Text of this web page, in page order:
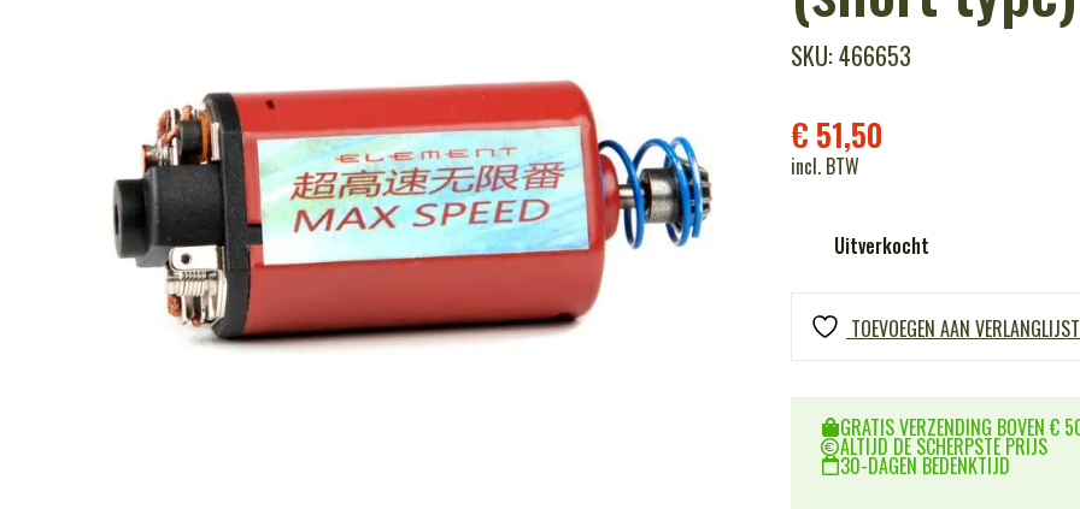
SKU: 466653
€ 51,50
incl. BTW
Uitverkocht
TOEVOEGEN AAN VERLANGLIJST
GRATIS VERZENDING BOVEN €
ALTIJD DE SCHERPSTE PRIJS
30-DAGEN BEDENKTIJD